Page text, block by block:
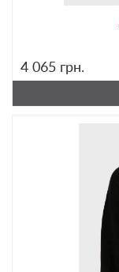
4 065 грн.